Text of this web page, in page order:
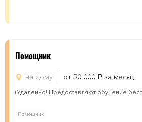
Помощник
на дому от 50 000 руб. за месяц
(Удаленно! Предоставляют обучение
Помощник